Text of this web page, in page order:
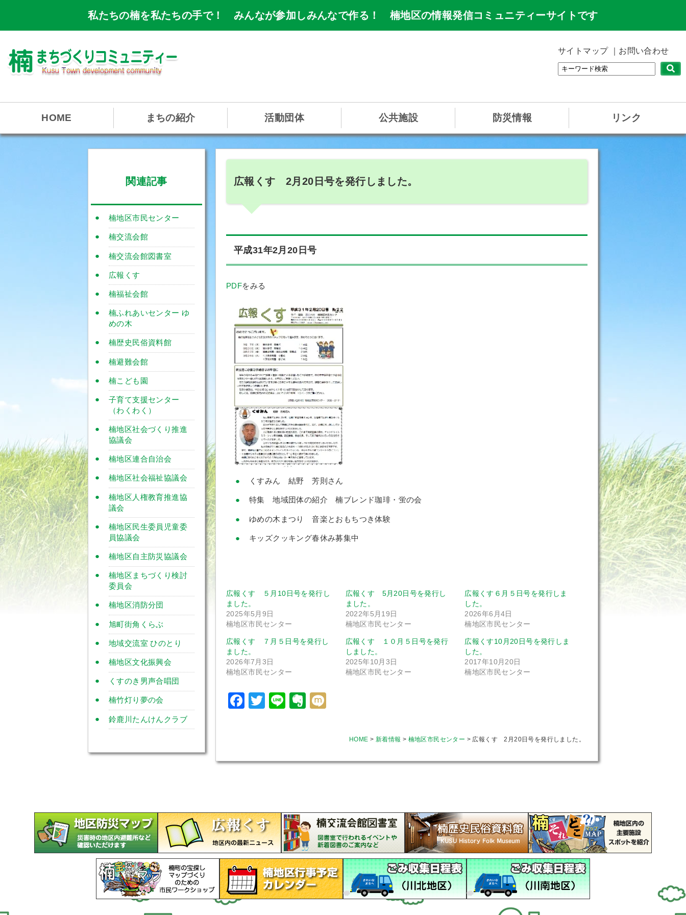
私たちの楠を私たちの手で！ みんなが参加しみんなで作る！ 楠地区の情報発信コミュニティーサイトです
サイトマップ お問い合わせ
HOME まちの紹介 活動団体 公共施設 防災情報 リンク
広報くす 2月20日号を発行しました。
平成31年2月20日号
PDFをみる
くすみん 結野 芳則さん
特集 地域団体の紹介 楠ブレンド珈琲・蛍の会
ゆめの木まつり 音楽とおもちつき体験
キッズクッキング春休み募集中
広報くす ５月10日号を発行し
ました。
2025年5月9日
楠地区市民センター
広報くす 5月20日号を発行し
ました。
2022年5月19日
楠地区市民センター
広報くす６月５日号を発行しま
した。
2026年6月4日
楠地区市民センター
広報くす ７月５日号を発行し
ました。
2026年7月3日
楠地区市民センター
広報くす １０月５日号を発行
しました。
2025年10月3日
楠地区市民センター
広報くす10月20日号を発行しま
した。
2017年10月20日
楠地区市民センター
Facebook
Twitter
LineEvernote
HOME > 新着情報 > 楠地区市民センター > 広報くす 2月20日号を発行しました。
関連記事
楠地区市民センター
楠交流会館
楠交流会館図書室
広報くす
楠福祉会館
楠ふれあいセンター ゆ
めの木
楠歴史民俗資料館
楠避難会館
楠こども園
子育て支援センター
（わくわく）
楠地区社会づくり推進
協議会
楠地区連合自治会
楠地区社会福祉協議会
楠地区人権教育推進協
議会
楠地区民生委員児童委
員協議会
楠地区自主防災協議会
楠地区まちづくり検討
委員会
楠地区消防分団
旭町街角くらぶ
地域交流室 ひのとり
楠地区文化振興会
くすのき男声合唱団
楠竹灯り夢の会
鈴鹿川たんけんクラブ